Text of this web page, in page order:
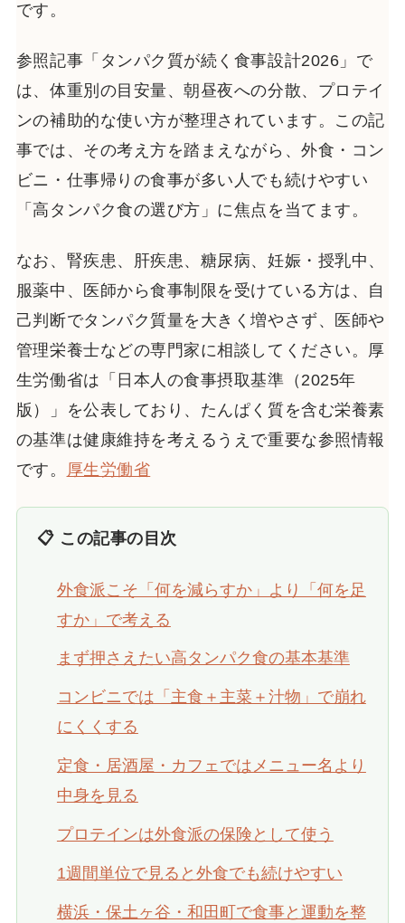
です。
参照記事「タンパク質が続く食事設計2026」で
は、体重別の目安量、朝昼夜への分散、プロテイ
ンの補助的な使い方が整理されています。この記
事では、その考え方を踏まえながら、外食・コン
ビニ・仕事帰りの食事が多い人でも続けやすい
「高タンパク食の選び方」に焦点を当てます。
なお、腎疾患、肝疾患、糖尿病、妊娠・授乳中、
服薬中、医師から食事制限を受けている方は、自
己判断でタンパク質量を大きく増やさず、医師や
管理栄養士などの専門家に相談してください。厚
生労働省は「日本人の食事摂取基準（2025年
版）」を公表しており、たんぱく質を含む栄養素
の基準は健康維持を考えるうえで重要な参照情報
です。
厚生労働省
📋 この記事の目次
外食派こそ「何を減らすか」より「何を足
すか」で考える
まず押さえたい高タンパク食の基本基準
コンビニでは「主食＋主菜＋汁物」で崩れ
にくくする
定食・居酒屋・カフェではメニュー名より
中身を見る
プロテインは外食派の保険として使う
1週間単位で見ると外食でも続けやすい
横浜・保土ヶ谷・和田町で食事と運動を整